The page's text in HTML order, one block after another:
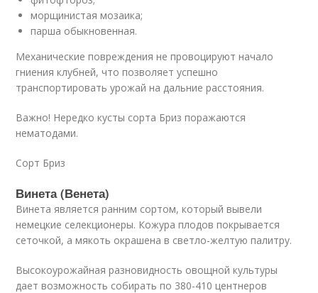
морщинистая мозаика;
парша обыкновенная.
Механические повреждения не провоцируют начало
гниения клубней, что позволяет успешно
транспортировать урожай на дальние расстояния.
Важно! Нередко кусты сорта Бриз поражаются
нематодами.
Сорт Бриз
Винета (Венета)
Винета является ранним сортом, который вывели
немецкие селекционеры. Кожура плодов покрывается
сеточкой, а мякоть окрашена в светло-желтую палитру.
Высокоурожайная разновидность овощной культуры
дает возможность собирать по 380-410 центнеров